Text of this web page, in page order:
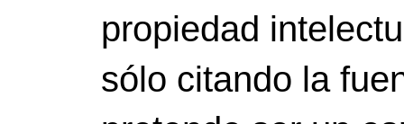
propiedad
sólo citando la